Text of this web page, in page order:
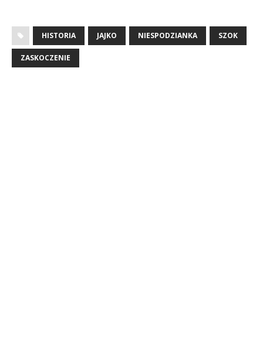
HISTORIA JAJKO NIESPODZIANKA SZOK
ZASKOCZENIE